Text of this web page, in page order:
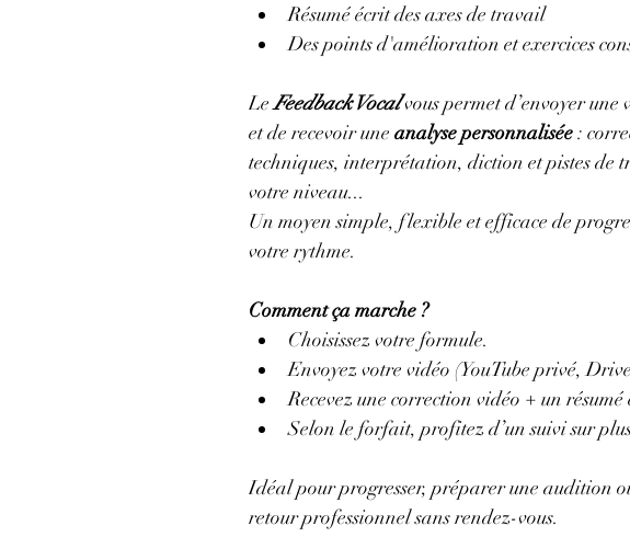
Résumé écrit des axes de travail
Des points d'amélioration et exercices
Le Feedback Vocalvous permet d’envoyer
et de recevoir une analyse personnalisée :
techniques, interprétation, diction et pistes de
votre niveau...
Un moyen simple, flexible et efficace de
votre rythme.
Comment ça marche ?
Choisissez votre formule.
Envoyez votre vidéo (YouTube privé,
Recevez une correction vidéo + un résumé
Selon le forfait, profitez d’un suivi sur
Idéal pour progresser, préparer une audition
retour professionnel sans rendez-vous.